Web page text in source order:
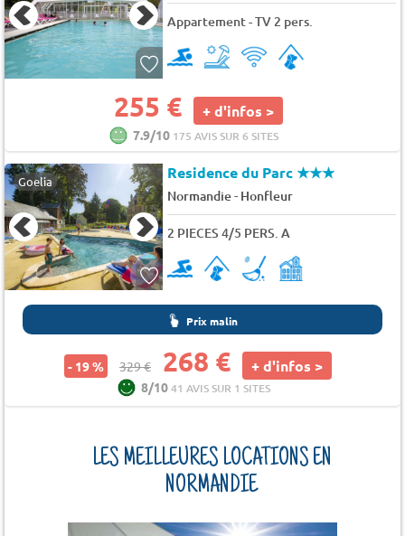
Appartement - TV 2 pers.
255 € + d'infos >
7.9/10 175 AVIS SUR 6 SITES
Goelia Residence du Parc★★★
Normandie- Honfleur
2 PIECES 4/5 PERS. A
Prix malin
- 19 % 329 € 268 € + d'infos >
8/1041 AVIS SUR 1 SITES
LES MEILLEURES LOCATIONS EN
NORMANDIE